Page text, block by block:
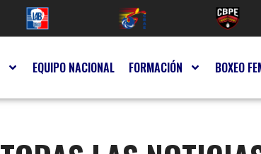
EQUIPO NACIONAL FORMACIÓN BOXEO